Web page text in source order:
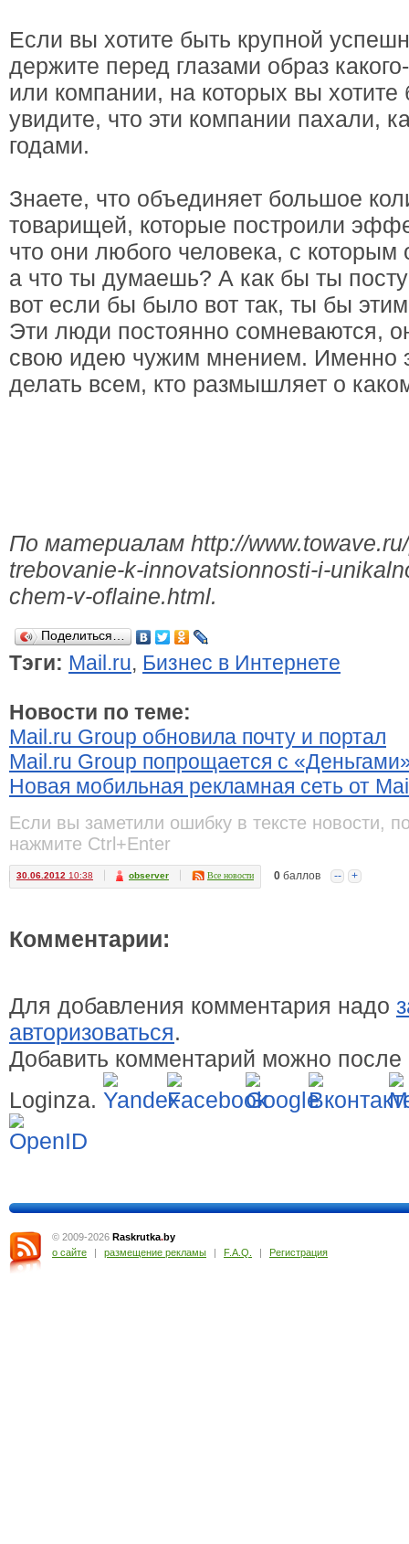
Если вы хотите быть крупной
держите перед глазами образ
или компании, на которых вы
увидите, что эти компании пахали,
годами.
Знаете, что объединяет большое
товарищей, которые построили
что они любого человека, с
а что ты думаешь? А как бы ты
вот если бы было вот так, ты бы
Эти люди постоянно сомневаются,
свою идею чужим мнением. Именно
делать всем, кто размышляет о
По материалам http://
trebovanie-k-innovatsionnosti-i-
chem-v-oflaine.html.
Поделиться…
Тэги: Mail.ru, Бизнес в Интернете
Новости по теме:
Mail.ru Group обновила почту и портал
Mail.ru Group попрощается с
Новая мобильная рекламная сеть от
Если вы заметили ошибку в тексте новости,
нажмите Ctrl+Enter
30.06.2012 10:38 observer Все новости 0 баллов -- +
Комментарии:
Для добавления комментария надо
авторизоваться.
Добавить комментарий можно после
Loginza.
© 2009-2026 Raskrutka.by
о сайте
| размещение рекламы | F.A.Q. | Регистрация